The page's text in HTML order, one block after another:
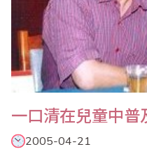
一口清在兒童中普
2005-04-21